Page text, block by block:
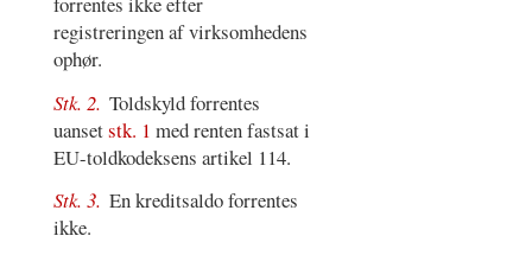
registreringen af virksomhedens
ophør.
Stk. 2. Toldskyld forrentes
uansetstk. 1 med renten fastsat i
EU-toldkodeksens artikel 114.
Stk. 3. En kreditsaldo forrentes
ikke.